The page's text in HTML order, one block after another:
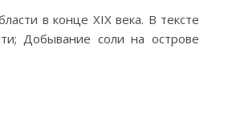
в конце XIX века. В тексте
Добывание соли на острове